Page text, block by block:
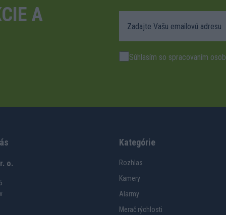
A
Súhlasím so spracovaním
o.
Kategórie
Rozhlas
Kamery
Alarmy
Merač rýchlosti